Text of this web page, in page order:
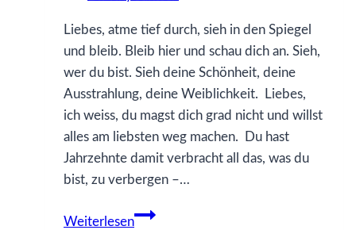
Liebes, atme tief durch, sieh in den Spiegel
und bleib. Bleib hier und schau dich an. Sieh,
wer du bist. Sieh deine Schönheit, deine
Ausstrahlung, deine Weiblichkeit. Liebes,
ich weiss, du magst dich grad nicht und willst
alles am liebsten weg machen. Du hast
Jahrzehnte damit verbracht all das, was du
bist, zu verbergen –…
Weiterlesen
79